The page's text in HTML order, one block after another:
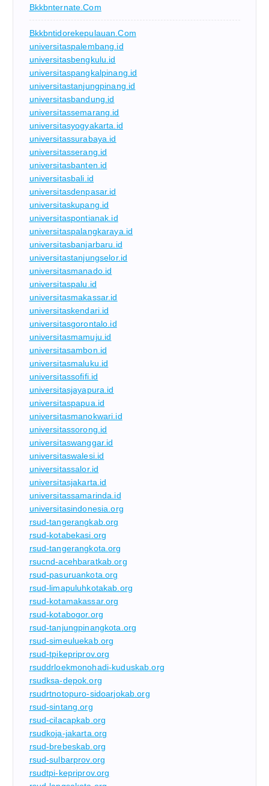
Bkkbnternate.com
Bkkbntidorekepulauan.com
universitaspalembang.id
universitasbengkulu.id
universitaspangkalpinang.id
universitastanjungpinang.id
universitasbandung.id
universitassemarang.id
universitasyogyakarta.id
universitassurabaya.id
universitasserang.id
universitasbanten.id
universitasbali.id
universitasdenpasar.id
universitaskupang.id
universitaspontianak.id
universitaspalangkaraya.id
universitasbanjarbaru.id
universitastanjungselor.id
universitasmanado.id
universitaspalu.id
universitasmakassar.id
universitaskendari.id
universitasgorontalo.id
universitasmamuju.id
universitasambon.id
universitasmaluku.id
universitassofifi.id
universitasjayapura.id
universitaspapua.id
universitasmanokwari.id
universitassorong.id
universitaswanggar.id
universitaswalesi.id
universitassalor.id
universitasjakarta.id
universitassamarinda.id
universitasindonesia.org
rsud-tangerangkab.org
rsud-kotabekasi.org
rsud-tangerangkota.org
rsucnd-acehbaratkab.org
rsud-pasuruankota.org
rsud-limapuluhkotakab.org
rsud-kotamakassar.org
rsud-kotabogor.org
rsud-tanjungpinangkota.org
rsud-simeuluekab.org
rsud-tpikepriprov.org
rsuddrloekmonohadi-kuduskab.org
rsudksa-depok.org
rsudrtnotopuro-sidoarjokab.org
rsud-sintang.org
rsud-cilacapkab.org
rsudkoja-jakarta.org
rsud-brebeskab.org
rsud-sulbarprov.org
rsudtpi-kepriprov.org